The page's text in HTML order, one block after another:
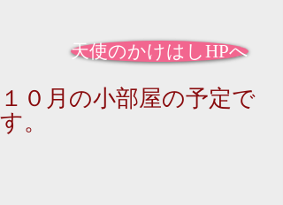
天使のかけはしHPへ
１０月の小部屋の予定で
す。